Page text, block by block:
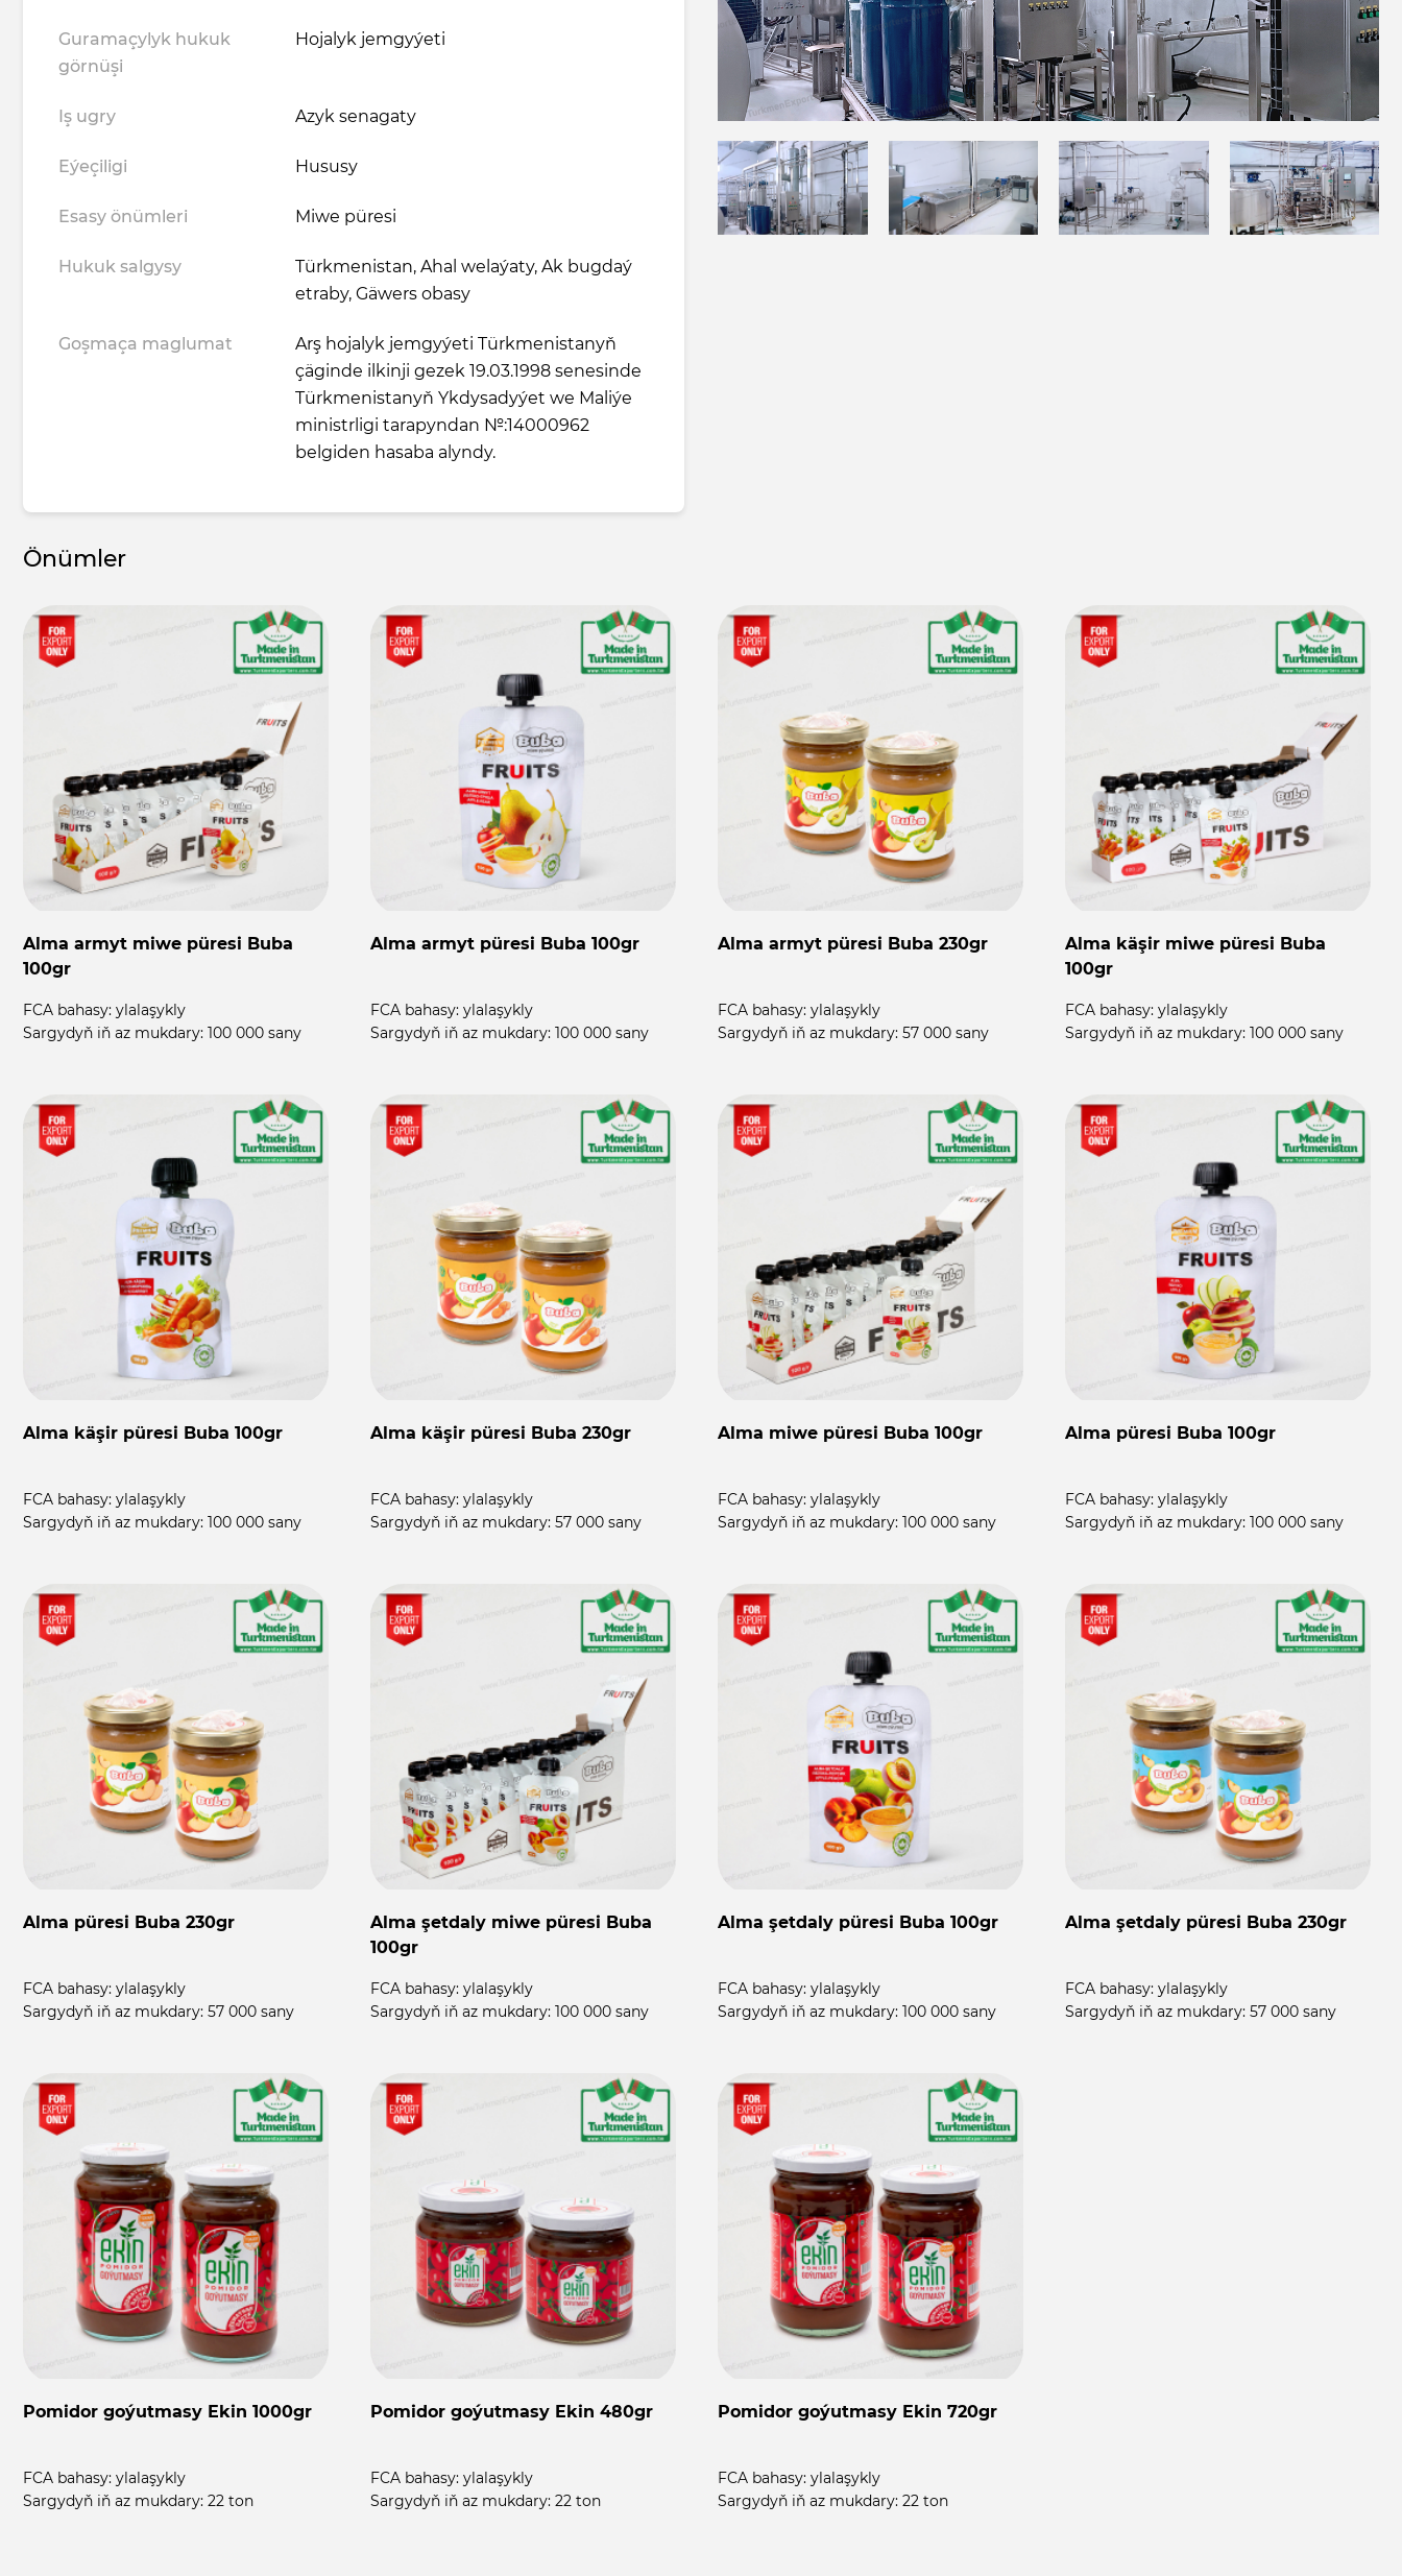
Guramaçylyk hukuk
görnüşi
Hojalyk jemgyýeti
Iş ugry Azyk senagaty
Eýeçiligi Hususy
Esasy önümleri Miwe püresi
Hukuk salgysy
Türkmenistan, Ahal welaýaty, Ak bugdaý
etraby, Gäwers obasy
Goşmaça maglumat
Arş hojalyk jemgyýeti Türkmenistanyň
çäginde ilkinji gezek 19.03.1998 senesinde
Türkmenistanyň Ykdysadyýet we Maliýe
ministrligi tarapyndan №:14000962
belgiden hasaba alyndy.
Önümler
Alma armyt miwe püresi Buba
100gr
FCA bahasy: ylalaşykly
Sargydyň iň az mukdary: 100 000 sany
Alma armyt püresi Buba 100gr
FCA bahasy: ylalaşykly
Sargydyň iň az mukdary: 100 000 sany
Alma armyt püresi Buba 230gr
FCA bahasy: ylalaşykly
Sargydyň iň az mukdary: 57 000 sany
Alma käşir miwe püresi Buba
100gr
FCA bahasy: ylalaşykly
Sargydyň iň az mukdary: 100 000 sany
Alma käşir püresi Buba 100gr
FCA bahasy: ylalaşykly
Sargydyň iň az mukdary: 100 000 sany
Alma käşir püresi Buba 230gr
FCA bahasy: ylalaşykly
Sargydyň iň az mukdary: 57 000 sany
Alma miwe püresi Buba 100gr
FCA bahasy: ylalaşykly
Sargydyň iň az mukdary: 100 000 sany
Alma püresi Buba 100gr
FCA bahasy: ylalaşykly
Sargydyň iň az mukdary: 100 000 sany
Alma püresi Buba 230gr
FCA bahasy: ylalaşykly
Sargydyň iň az mukdary: 57 000 sany
Alma şetdaly miwe püresi Buba
100gr
FCA bahasy: ylalaşykly
Sargydyň iň az mukdary: 100 000 sany
Alma şetdaly püresi Buba 100gr
FCA bahasy: ylalaşykly
Sargydyň iň az mukdary: 100 000 sany
Alma şetdaly püresi Buba 230gr
FCA bahasy: ylalaşykly
Sargydyň iň az mukdary: 57 000 sany
Pomidor goýutmasy Ekin 1000gr
FCA bahasy: ylalaşykly
Sargydyň iň az mukdary: 22 ton
Pomidor goýutmasy Ekin 480gr
FCA bahasy: ylalaşykly
Sargydyň iň az mukdary: 22 ton
Pomidor goýutmasy Ekin 720gr
FCA bahasy: ylalaşykly
Sargydyň iň az mukdary: 22 ton